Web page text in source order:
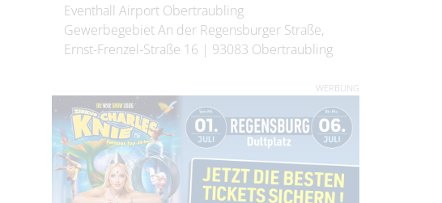
Eventhall Airport Obertraubling
Gewerbegebiet An der Regensburger Straße,
Ernst-Frenzel-Straße 16 | 93083 Obertraubling
WERBUNG